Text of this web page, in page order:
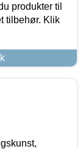
produkter til
tilbehør. Klik